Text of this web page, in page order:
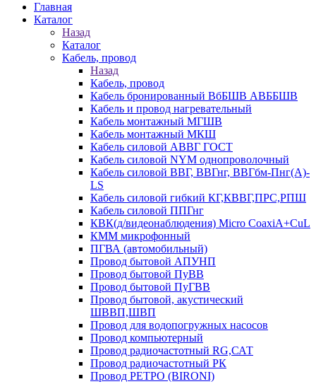
Главная
Каталог
Назад
Каталог
Кабель, провод
Назад
Кабель, провод
Кабель бронированный ВбБШВ АВББШВ
Кабель и провод нагревательный
Кабель монтажный МГШВ
Кабель монтажный МКШ
Кабель силовой АВВГ ГОСТ
Кабель силовой NYM однопроволочный
Кабель силовой ВВГ, ВВГнг, ВВГбм-Пнг(А)-
LS
Кабель силовой гибкий КГ,КВВГ,ПРС,РПШ
Кабель силовой ППГнг
КВК(д/видеонаблюдения) Micro CoaxiA+CuL
КММ микрофонный
ПГВА (автомобильный)
Провод бытовой АПУНП
Провод бытовой ПуВВ
Провод бытовой ПуГВВ
Провод бытовой, акустический
ШВВП,ШВП
Провод для водопогружных насосов
Провод компьютерный
Провод радиочастотный RG,САТ
Провод радиочастотный РК
Провод РЕТРО (BIRONI)